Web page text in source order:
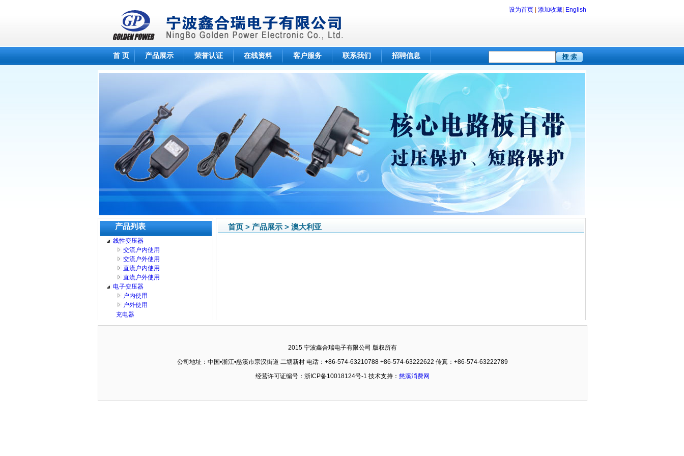
设为首页 添加收藏 English
首 页 产品展示 荣誉认证 在线资料 客户服务 联系我们 招聘信息
产品列表
线性变压器
交流户内使用
交流户外使用
直流户内使用
直流户外使用
电子变压器
户内使用
户外使用
充电器
首页 > 产品展示 > 澳大利亚
2015 宁波鑫合瑞电子有限公司 版权所有
公司地址：中国•浙江•慈溪市宗汉街道 二塘新村 电话：+86-574-63210788 +86-574-63222622 传真：+86-574-63222789
经营许可证编号：浙ICP备10018124号-1 技术支持： 慈溪消费网